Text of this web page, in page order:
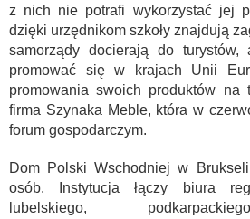
z nich nie potrafi wykorzystać jej
dzięki urzędnikom szkoły znajdują
samorządy docierają do
promować się w krajach Unii
promowania swoich produktów na
firma Szynaka Meble, która w
forum gospodarczym.
Dom Polski Wschodniej w
osób. Instytucja łączy biura
lubelskiego,